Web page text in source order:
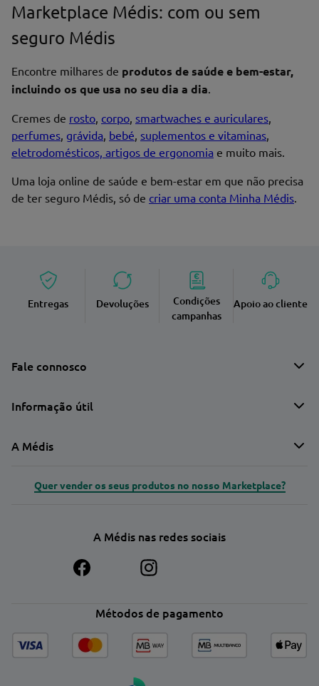
Marketplace Médis: com ou sem
seguro Médis
Encontre milhares de produtos de saúde e bem-estar,
incluindo os que usa no seu dia a dia.
Cremes de rosto, corpo, smartwaches e auriculares,
perfumes, grávida, bebé, suplementos e vitaminas,
eletrodomésticos, artigos de ergonomia e muito mais.
Uma loja online de saúde e bem-estar em que não precisa
de ter seguro Médis, só de criar uma conta Minha Médis.
Entregas Devoluções
Condições
campanhas
Apoio ao cliente
Fale connosco
Informação útil
A Médis
Quer vender os seus produtos no nosso Marketplace?
A Médis nas redes sociais
Métodos de pagamento